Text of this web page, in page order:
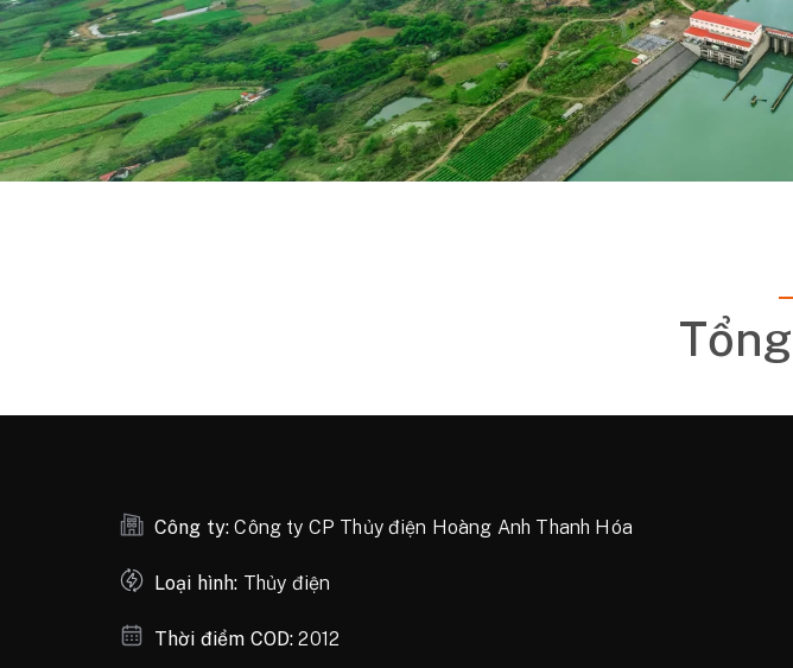
Công ty:Công ty CP Thủy điện Hoàng Anh Thanh Hóa
Loại hình: Thủy điện
Thời điểm COD:2012